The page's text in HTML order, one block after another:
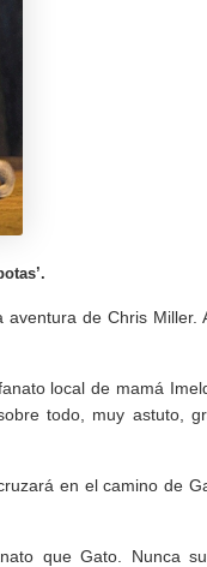
de Chris Miller.
local de mamá
todo, muy astuto,
en el camino de
que Gato. Nunca